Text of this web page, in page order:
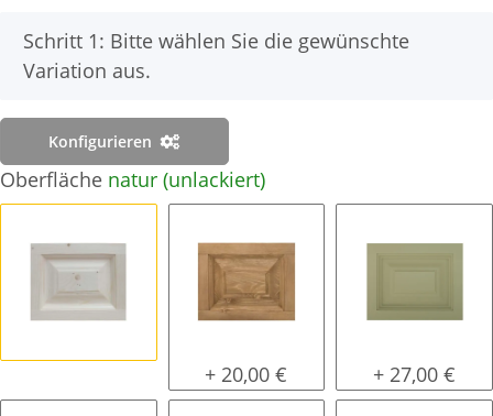
x
Schritt 1: Bitte wählen Sie die gewünschte
Variation aus.
Konfigurieren
Oberfläche natur (unlackiert)
natur (unlackiert)gewachst
+ 20,00 € lackiert
+ 27,00 €